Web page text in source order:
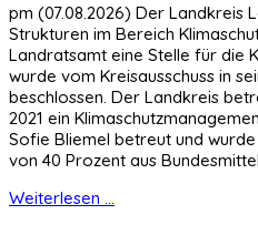
pm (07.08.2026) Der Landkreis
Strukturen im Bereich
Landratsamt eine Stelle für die
wurde vom Kreisausschuss in
beschlossen. Der Landkreis
2021 ein
Sofie Bliemel betreut und
von 40 Prozent aus
Weiterlesen ...